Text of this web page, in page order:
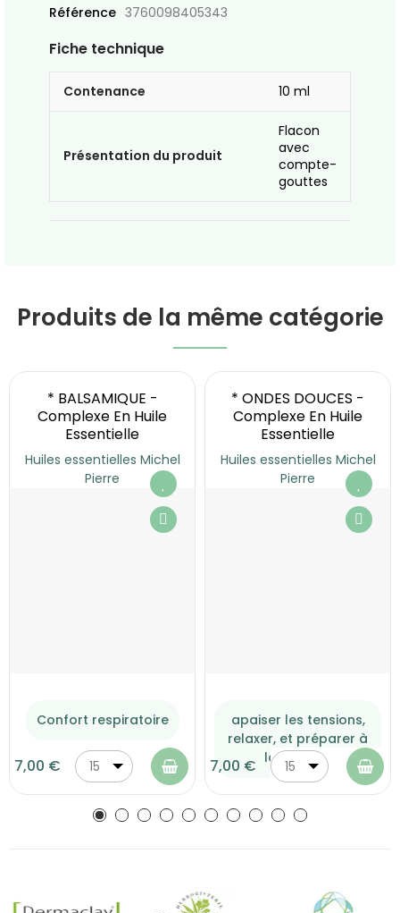
Référence 3760098405343
Fiche technique
Contenance 10 ml
Présentation du produit
Flacon
avec
compte-
gouttes
Produits de la même catégorie
* BALSAMIQUE -
Complexe En Huile
Essentielle
Huiles essentielles Michel
Pierre
Confort respiratoire
7,00 €
15
ml
* ONDES DOUCES -
Complexe En Huile
Essentielle
Huiles essentielles Michel
Pierre
apaiser les tensions,
relaxer, et préparer à
la détente
7,00 €
15
ml